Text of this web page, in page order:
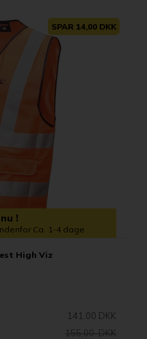
SPAR 14,00 DKK
!
Ca. 1-4 dage
High Viz
141,00 DKK
155,00 DKK